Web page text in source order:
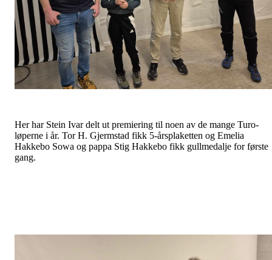
Her har Stein Ivar delt ut premiering til noen av de mange Turo-
løperne i år. Tor H. Gjermstad fikk 5-årsplaketten og Emelia
Hakkebo Sowa og pappa Stig Hakkebo fikk gullmedalje for første
gang.